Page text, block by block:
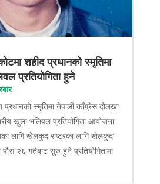
शहीद प्रधानको स्मृतिमा
प्रतियोगिता हुने
प्रधानको स्मृतिमा नेपाली काँग्रेस दोलखा
खुला भलिवल प्रतियोगिता आयोजना
लागि खेलकुद राष्ट्रका लागि खेलकुद’
पौस २६ गतेबाट सुरु हुने प्रतियोगितामा